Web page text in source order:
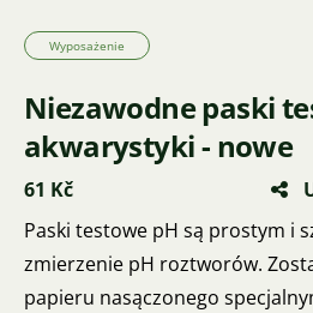
Wyposażenie
Niezawodne paski
akwarystyki - nowe
61 Kč
Paski testowe pH są prostym i
zmierzenie pH roztworów.
papieru nasączonego